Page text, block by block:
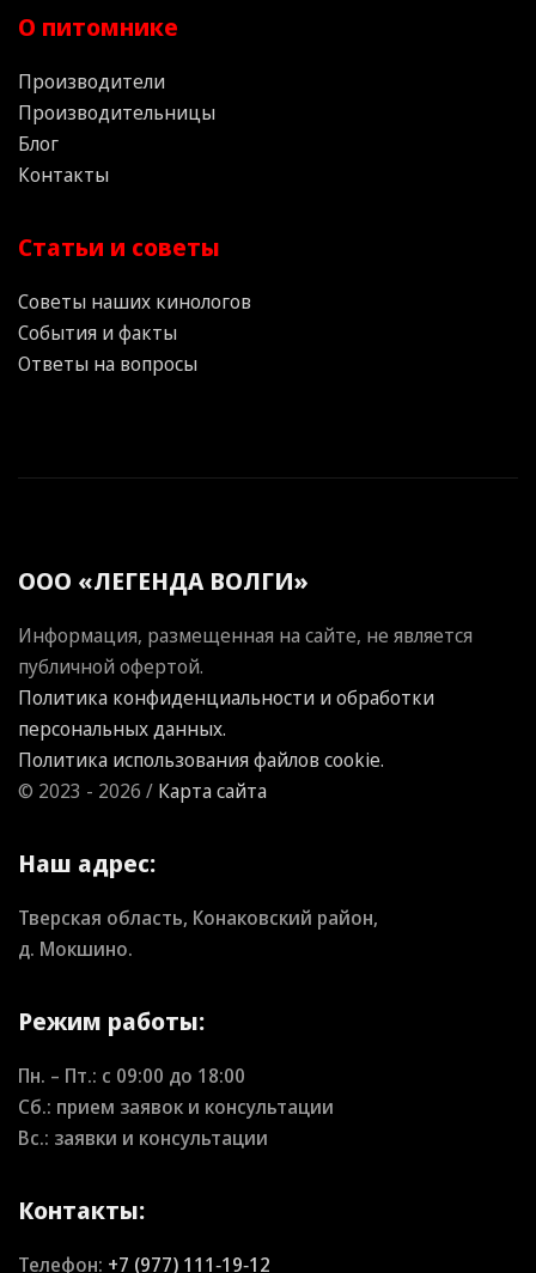
О питомнике
Производители
Производительницы
Блог
Контакты
Статьи и советы
Советы наших кинологов
События и факты
Ответы на вопросы
ООО «ЛЕГЕНДА ВОЛГИ»
Информация, размещенная на сайте, не является
публичной офертой.
Политика конфиденциальности и обработки
персональных данных.
Политика использования файлов cookie.
© 2023 - 2026 / Карта сайта
Наш адрес:
Тверская область, Конаковский район,
д. Мокшино.
Режим работы:
Пн. – Пт.: с 09:00 до 18:00
Сб.: прием заявок и консультации
Вс.: заявки и консультации
Контакты:
Телефон: +7 (977) 111‑19‑12